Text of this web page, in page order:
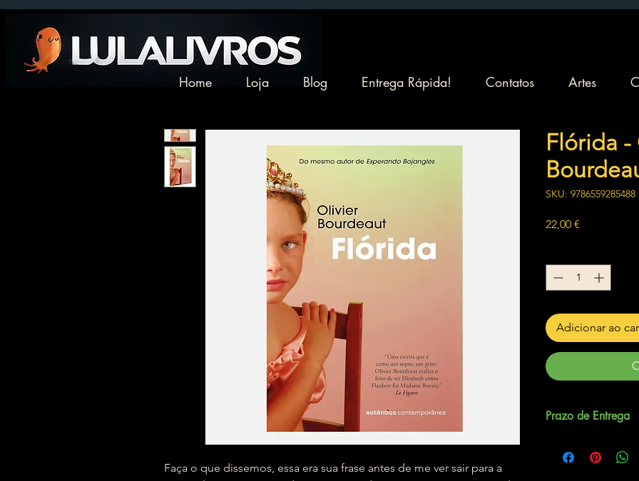
Home Loja Blog Entrega Rápida! Contatos Artes
Faça o que dissemos, essa era sua frase antes de me ver sair para a
Flórida
SKU: 9786559285488
22,00 €
Adicionar ao
Prazo de Entrega